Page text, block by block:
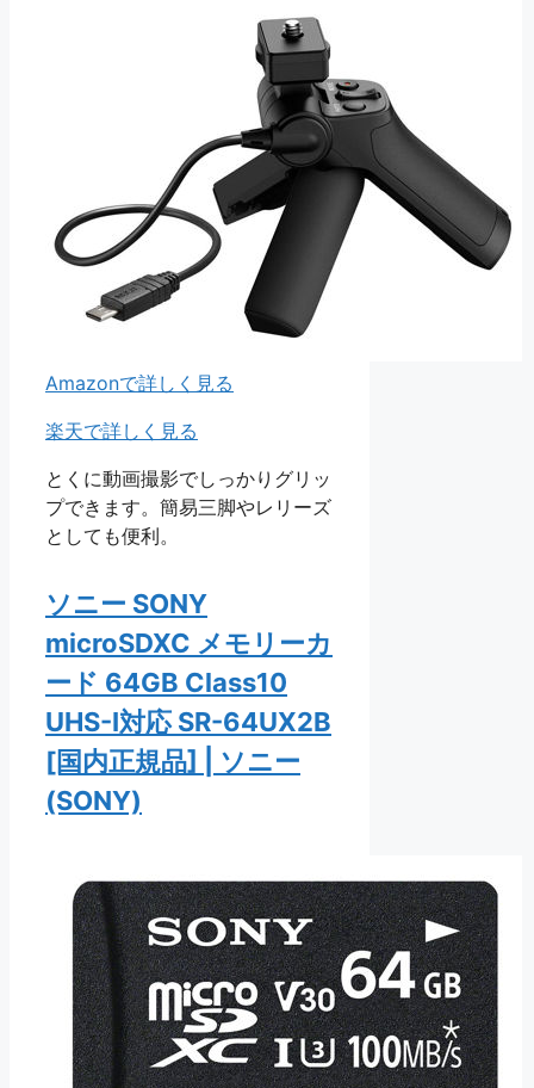
Amazonで詳しく見る
楽天で詳しく見る
とくに動画撮影でしっかりグリッ
プできます。簡易三脚やレリーズ
としても便利。
ソニー SONY
microSDXC メモリーカ
ード 64GB Class10
UHS-I対応 SR-64UX2B
[国内正規品] | ソニー
(SONY)